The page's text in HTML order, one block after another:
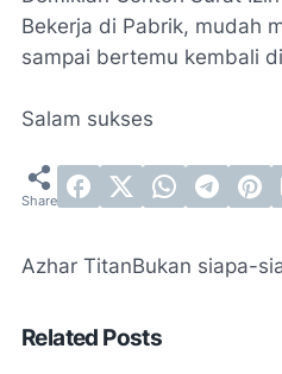
Bekerja di Pabrik, mudah
sampai bertemu kembali
Salam sukses
Azhar TitanBukan siapa-
Related Posts